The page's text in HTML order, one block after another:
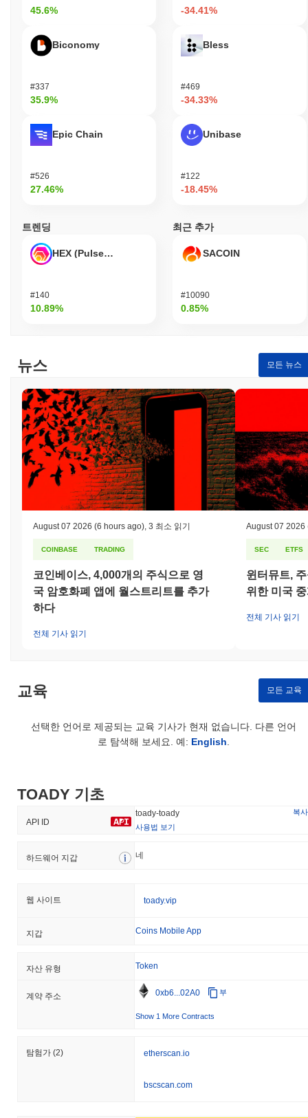
45.6%
Biconomy
#337
35.9%
Epic Chain
#526
27.46%
-34.41%
Bless
#469
-34.33%
Unibase
#122
-18.45%
트렌딩
HEX (Pulsechain)
#140
10.89%
최근 추가
SACOIN
#10090
0.85%
뉴스 모든 뉴스
August 07 2026 (6 hours ago), 3 최소 읽기
COINBASE TRADING
코인베이스, 4,000개의 주식으로 영
국 암호화폐 앱에 월스트리트를 추가
하다
전체 기사 읽기
August 07 2026
SEC ETFS
윈터뮤트,
위한 미국
전체 기사 읽기
교육 모든 교육
선택한 언어로 제공되는 교육 기사가 현재 없습니다. 다른 언어
로 탐색해 보세요. 예: English
TOADY 기초
API ID
toady-toady
복사
사용법 보기
하드웨어 지갑 네
웹 사이트 toady.vip
지갑 Coins Mobile App
자산 유형 Token
계약 주소 0xb6...02A0 부
Show 1 More Contracts
탐험가 (2) etherscan.io
bscscan.com